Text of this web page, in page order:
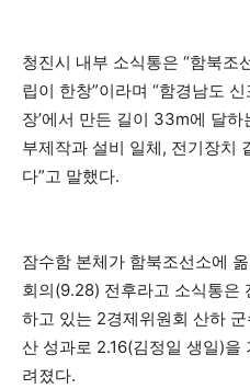
청진시 내부 소식통은 “함북조
립이 한창”이라며 “함경남도
장’에서 만든 길이 33m에 달
부제작과 설비 일체, 전기장치
다”고 말했다.
잠수함 본체가 함북조선소에
회의(9.28) 전후라고 소식통은
하고 있는 2경제위원회 산하
산 성과로 2.16(김정일 생일)
려졌다.